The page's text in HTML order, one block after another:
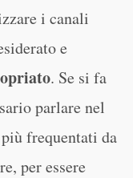
i canali
e
. Se si fa
parlare nel
frequentati da
per essere